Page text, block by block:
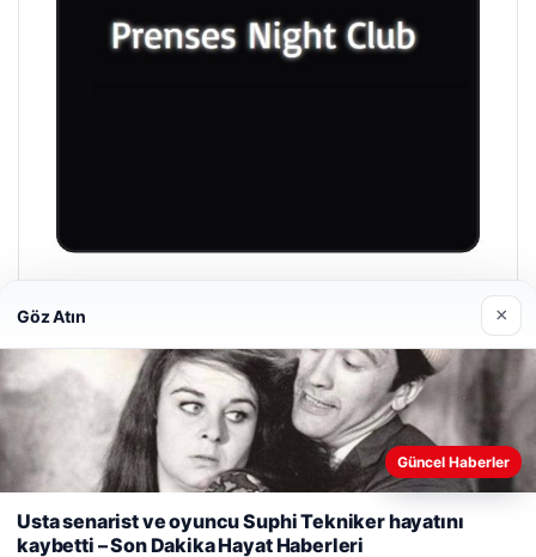
Prenses Night Club
© 2026 Haber Bakış
Web sitemizi nasıl kullandığınızı daha iyi anlayabilmek,
kullanıyoruz.Çerez Politikamız
Göz Atın ×
Güncel Haberler
Usta senarist ve oyuncu Suphi Tekniker hayatını
kaybetti – Son Dakika Hayat Haberleri